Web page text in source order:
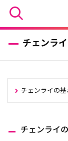
チェンラ
チェンライの
チェンライ